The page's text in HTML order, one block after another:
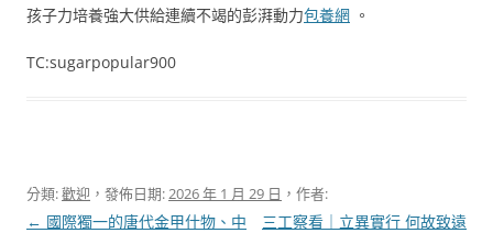
孩子力培養強大供給連續不竭的彭湃動力包養網 。
TC:sugarpopular900
分類:歡迎 ，發佈日期:2026 年 1 月 29 日 ，作者:
文
← 國際獨一的唐代金甲什物、中
三工察看｜立異實行 何故致遠